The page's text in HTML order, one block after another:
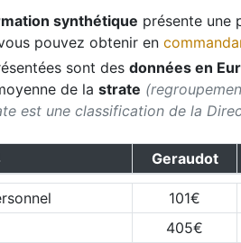
synthétique présente une
pouvez obtenir en
sont des données en
de la strate
est une classification de la
Geraudot
101€
405€